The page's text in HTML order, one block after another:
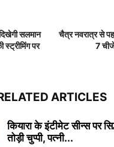
सलमान
स्ट्रीमिंग पर
चैत्र नवरात्र से
7
ARTICLES
कियारा के इंटीमेट सीन्स पर
तोड़ी चुप्पी, पत्नी...